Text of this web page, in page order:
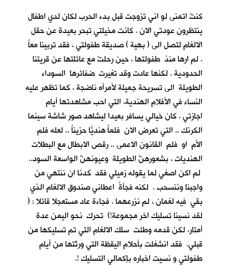
كنتُ اتمنى لو اني تزوجت قبل بدء الحرب لكان لدي اطفال
ينتظرون عودتي الان . كانت مخيلتي تبحر بعيدة عن حقل
الالغام لتصل الى ( بهية ) صديقة طفولتي ، فقد تربينا معاً
. لم ارها منذ طفولتها ، حين رحلتْ مع عائلتها عن قريتنا
الحدودية . لكنها عادت وقد تغيرت ضفائرها السوداء
الطويلة الى تسريحة جميلة لأمرأه ناضجة ، كما تظهر عليه
النساء في الأفلام الهندية، التي احب مشاهدتها أيام
اجازتي . كان خيالي يسافر بعيدا ليشاهد صور شاشة سينما
الكرنك .. التي تعرض الان فلماً هنديّاً حزيناً .. لعله فلم
الأم او فلم القانون الاعمى .. رقص الابطال مع البطلات
الهنديات ، بشعورهنَّ الطويلة وعيونهنَّ الواسعة السود..
لم اكن اصغي لما يقوله زميلي فقد كدنا ان ننتهي من
واجبنا وننسحب . لكنه فجأةً اعطاني صندوق الالغام الذي
بقي فيه لغمان ، لم نزرعهما . فجاءة عاد مستعجلا قائلا : (
لقد نسينا تسليك اخر مجموعة!) تحرك نحو اليمن عدة
أمتار، لكن قدمه وطئت سلك الالغام التي تم تسليكها من
قبلي. فقد انشغلت بأحلام اليقظة التي ورثتها من أيام
طفولتي و نسيت اخباره بإكمالي التسليك !.